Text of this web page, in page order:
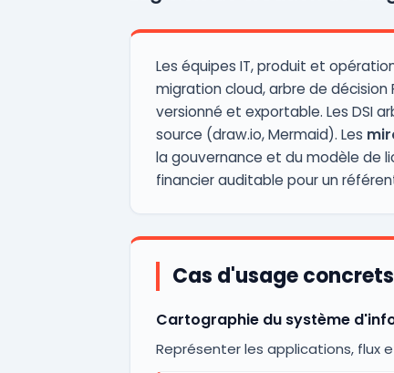
Les équipes IT, produit et
migration cloud, arbre de décision
versionné et exportable. Les DSI
source (draw.io, Mermaid). Les
la gouvernance et du modèle de
financier auditable pour un
Cas d'usage concrets
Cartographie du système
Représenter les applications, flux